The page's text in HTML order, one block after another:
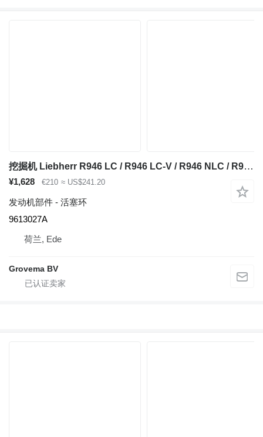
挖掘机 Liebherr R946 LC / R946 LC-V / R946 NLC / R922 LC / R926 LC / R922 SLC 的 活塞环 9613027A
¥1,628 €210 ≈ US$241.20
发动机部件 - 活塞环
9613027A
荷兰, Ede
Grovema BV